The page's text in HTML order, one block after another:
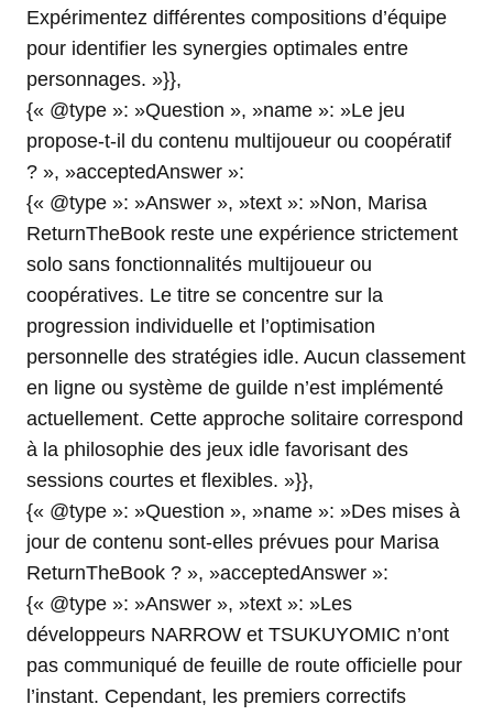
Expérimentez différentes compositions d’équipe
pour identifier les synergies optimales entre
personnages. »}},
{« @type »: »Question », »name »: »Le jeu
propose-t-il du contenu multijoueur ou coopératif
? », »acceptedAnswer »:
{« @type »: »Answer », »text »: »Non, Marisa
ReturnTheBook reste une expérience strictement
solo sans fonctionnalités multijoueur ou
coopératives. Le titre se concentre sur la
progression individuelle et l’optimisation
personnelle des stratégies idle. Aucun classement
en ligne ou système de guilde n’est implémenté
actuellement. Cette approche solitaire correspond
à la philosophie des jeux idle favorisant des
sessions courtes et flexibles. »}},
{« @type »: »Question », »name »: »Des mises à
jour de contenu sont-elles prévues pour Marisa
ReturnTheBook ? », »acceptedAnswer »:
{« @type »: »Answer », »text »: »Les
développeurs NARROW et TSUKUYOMIC n’ont
pas communiqué de feuille de route officielle pour
l’instant. Cependant, les premiers correctifs